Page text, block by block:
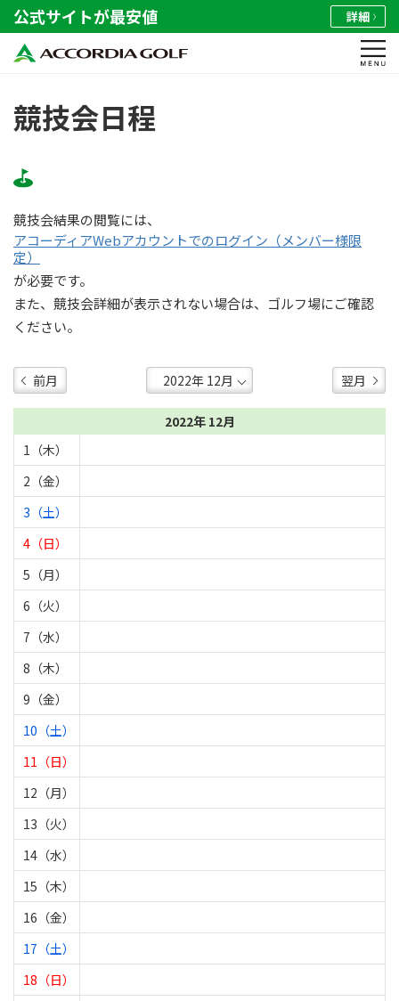
公式サイトが最安値 詳細
競技会日程
競技会結果の閲覧には、
アコーディアWebアカウントでのログイン（メンバー様限
定）
が必要です。
また、競技会詳細が表示されない場合は、ゴルフ場にご確認
ください。
前月 翌月
2022年 12月
1（木）
2（金）
3（土）
4（日）
5（月）
6（火）
7（水）
8（木）
9（金）
10（土）
11（日）
12（月）
13（火）
14（水）
15（木）
16（金）
17（土）
18（日）